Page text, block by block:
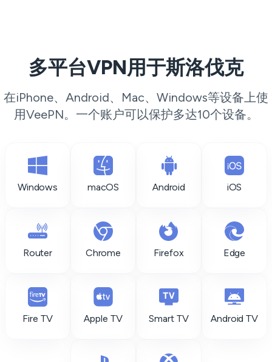
多平台VPN用于斯洛伐克
在iPhone、Android、Mac、Windows等设备上使
用VeePN。一个账户可以保护多达10个设备。
Windows macOS Android iOS
Router Chrome Firefox Edge
Fire TV Apple TV Smart TV Android TV